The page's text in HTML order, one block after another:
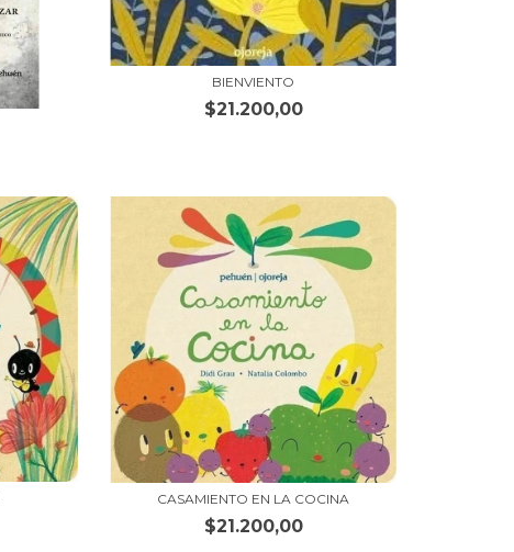
BIENVIENTO
$21.200,00
CASAMIENTO EN LA COCINA
$21.200,00